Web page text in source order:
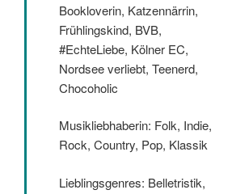
Bookloverin, Katzennärrin,
Frühlingskind, BVB,
#EchteLiebe, Kölner EC,
Nordsee verliebt, Teenerd,
Chocoholic
Musikliebhaberin: Folk, Indie,
Rock, Country, Pop, Klassik
Lieblingsgenres: Belletristik,